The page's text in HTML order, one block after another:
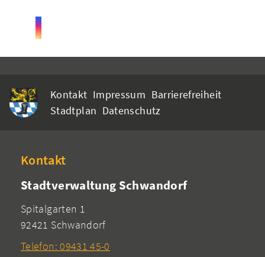
Kontakt Impressum Barrierefreiheit
Stadtplan Datenschutz
Kontakt
Stadtverwaltung Schwandorf
Spitalgarten 1
92421 Schwandorf
Telefon: 09431 45-0